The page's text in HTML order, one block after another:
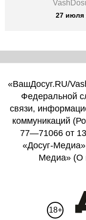
27 июля
«ВашДосуг.RU/
Федеральной
связи,
коммуникаций
77—71066 от
«Досуг-
Медиа» (О
18+